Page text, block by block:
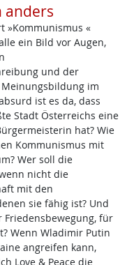
anders
»Kommunismus «
ein Bild vor Augen,
und der
im
ist es da, dass
Stadt Österreichs eine
hat? Wie
Kommunismus mit
Wer soll die
nicht die
mit den
sie fähig ist? Und
für
Wenn Wladimir Putin
angreifen kann,
Love & Peace die